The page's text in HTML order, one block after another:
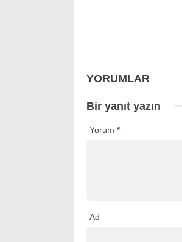
YORUMLAR
Bir yanıt yazın
Yorum *
Ad